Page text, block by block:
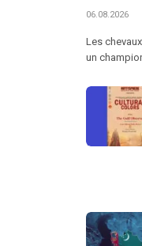
06.08.2026
Les
un